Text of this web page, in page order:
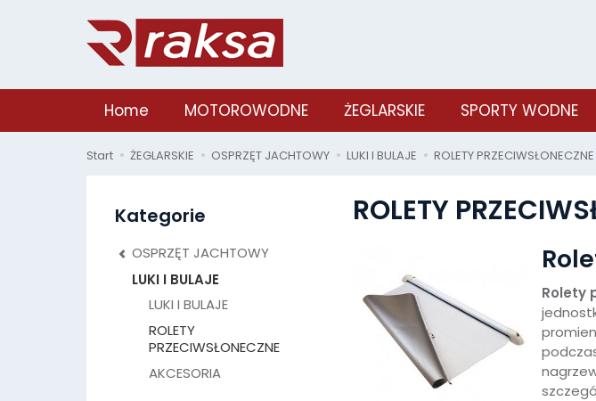
Home MOTOROWODNE ŻEGLARSKIE SPORTY WODNE
Start ŻEGLARSKIE OSPRZĘT JACHTOWY LUKI I BULAJE ROLETY PRZECIWSŁONECZNE
ROLETY
Rolety
Kategorie
OSPRZĘT JACHTOWY
LUKI I BULAJE
LUKI I BULAJE
ROLETY
PRZECIWSŁONECZNE
AKCESORIA